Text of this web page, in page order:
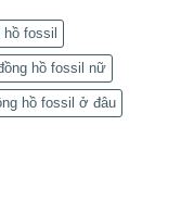
fossil
hồ fossil nữ
hồ fossil ở đâu